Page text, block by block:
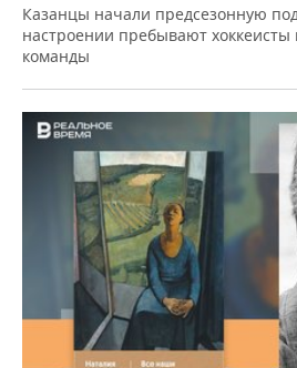
Казанцы начали предсезонную
настроении пребывают
команды